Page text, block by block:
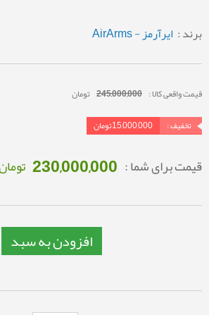
برند : ایرآرمز - AirArms
قیمت واقعی کالا : 245,000,000 تومان
تخفیف :
15,000,000تومان
قیمت برای شما : 230,000,000
افزودن به سبد